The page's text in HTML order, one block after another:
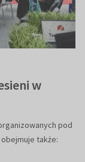
w
pod
także: